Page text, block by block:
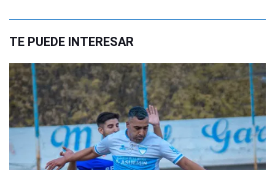
TE PUEDE INTERESAR